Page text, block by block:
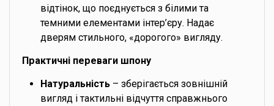
відтінок, що поєднується з білими та
темними елементами інтер’єру. Надає
дверям стильного, «дорогого» вигляду.
Практичні переваги шпону
Натуральність – зберігається зовнішній
вигляд і тактильні відчуття справжнього